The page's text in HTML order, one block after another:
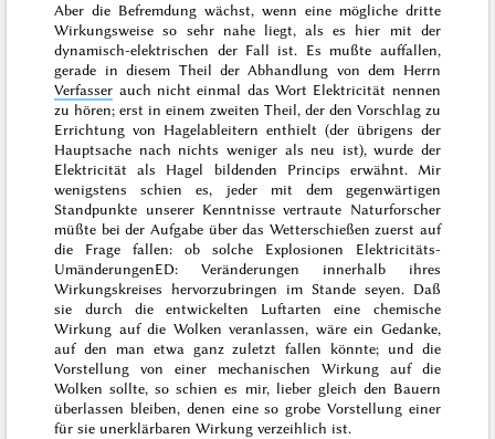
Aber die Befremdung wächst, wenn eine mögliche dritte
Wirkungsweise so sehr nahe liegt, als es hier mit der
dynamisch-elektrischen der Fall ist. Es mußte auffallen,
gerade in diesem Theil der Abhandlung von dem Herrn
Verfasser auch nicht einmal das Wort Elektricität nennen
zu hören; erst in einem zweiten Theil, der den Vorschlag zu
Errichtung von Hagelableitern enthielt (der übrigens der
Hauptsache nach nichts weniger als neu ist), wurde der
Elektricität als Hagel bildenden Princips erwähnt. Mir
wenigstens schien es, jeder mit dem gegenwärtigen
Standpunkte unserer Kenntnisse vertraute Naturforscher
müßte bei der Aufgabe über das Wetterschießen zuerst auf
die Frage fallen: ob solche Explosionen Elektricitäts-
UmänderungenED: Veränderungen innerhalb ihres
Wirkungskreises hervorzubringen im Stande seyen. Daß
sie durch die entwickelten Luftarten eine chemische
Wirkung auf die Wolken veranlassen, wäre ein Gedanke,
auf den man etwa ganz zuletzt fallen könnte; und die
Vorstellung von einer mechanischen Wirkung auf die
Wolken sollte, so schien es mir, lieber gleich den Bauern
überlassen bleiben, denen eine so grobe Vorstellung einer
für sie unerklärbaren Wirkung verzeihlich ist.